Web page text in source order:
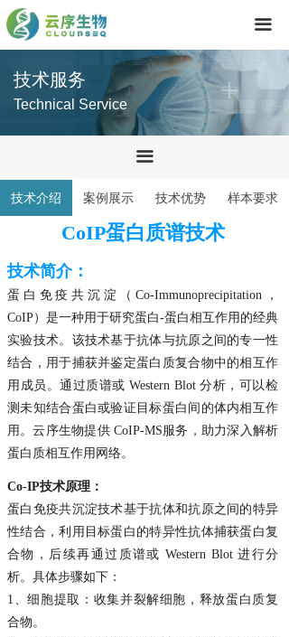
끀
首页
产品中心
关于我们
联系我们
技术介绍 案例展示 技术优势 样本要求
CoIP蛋白质谱技术
技术简介：
蛋白免疫共沉淀（Co-Immunoprecipitation，
CoIP）是一种用于研究蛋白-蛋白相互作用的经典
实验技术。该技术基于抗体与抗原之间的专一性
结合，用于捕获并鉴定蛋白质复合物中的相互作
用成员。通过质谱或 Western Blot 分析，可以检
测未知结合蛋白或验证目标蛋白间的体内相互作
用。云序生物提供 CoIP-MS服务，助力深入解析
蛋白质相互作用网络。
Co-IP技术原理：
蛋白免疫共沉淀技术基于抗体和抗原之间的特异
性结合，利用目标蛋白的特异性抗体捕获蛋白复
合物，后续再通过质谱或 Western Blot 进行分
析。具体步骤如下：
1、细胞提取：收集并裂解细胞，释放蛋白质复
合物。
技术服务
Technical Service
끀